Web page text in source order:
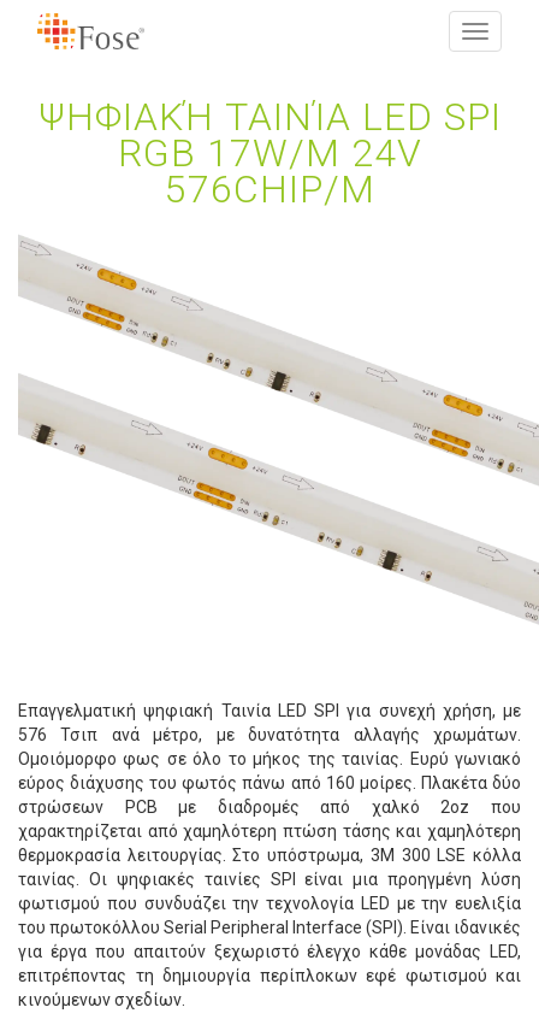
Toggle
ΨΗΦΙΑΚΉ ΤΑΙΝΊΑ LED SPI
RGB 17W/M 24V
576CHIP/M
Επαγγελματική ψηφιακή Ταινία LED SPI για συνεχή χρήση, με
576 Τσιπ ανά μέτρο, με δυνατότητα αλλαγής χρωμάτων.
Ομοιόμορφο φως σε όλο το μήκος της ταινίας. Ευρύ γωνιακό
εύρος διάχυσης του φωτός πάνω από 160 μοίρες. Πλακέτα δύο
στρώσεων PCB με διαδρομές από χαλκό 2oz που
χαρακτηρίζεται από χαμηλότερη πτώση τάσης και χαμηλότερη
θερμοκρασία λειτουργίας. Στο υπόστρωμα, 3Μ 300 LSE κόλλα
ταινίας. Οι ψηφιακές ταινίες SPI είναι μια προηγμένη λύση
φωτισμού που συνδυάζει την τεχνολογία LED με την ευελιξία
του πρωτοκόλλου Serial Peripheral Interface (SPI). Είναι ιδανικές
για έργα που απαιτούν ξεχωριστό έλεγχο κάθε μονάδας LED,
επιτρέποντας τη δημιουργία περίπλοκων εφέ φωτισμού και
κινούμενων σχεδίων.